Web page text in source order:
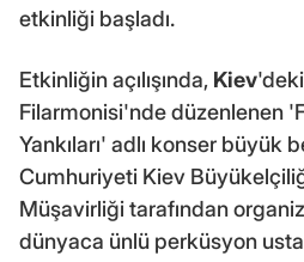
etkinliği başladı.
Etkinliğin açılışında, Kiev
Filarmonisi'nde düzenlenen
Yankıları' adlı konser büyük
Cumhuriyeti Kiev
Müşavirliği tarafından
dünyaca ünlü perküsyon